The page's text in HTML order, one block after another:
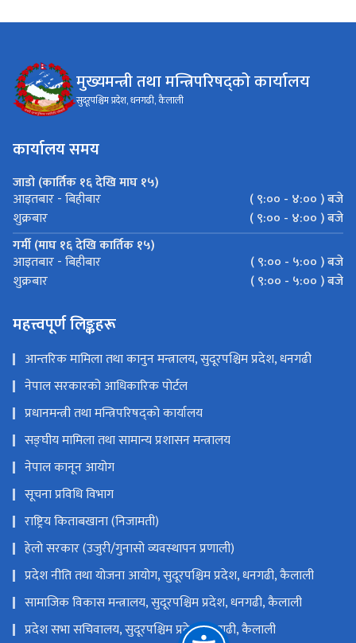
मुख्यमन्त्री तथा मन्त्रिपरिषद्को कार्यालय
सुदूरपश्चिम प्रदेश, धनगढी, कैलाली
कार्यालय समय
जाडो (कार्तिक १६ देखि माघ १५)
आइतबार - बिहीबार
( ९:०० - ४:०० ) बजे
शुक्रबार
( ९:०० - ४:०० ) बजे
गर्मी (माघ १६ देखि कार्तिक १५)
आइतबार - बिहीबार
( ९:०० - ५:०० ) बजे
शुक्रबार
( ९:०० - ५:०० ) बजे
महत्त्वपूर्ण लिङ्कहरू
आन्तरिक मामिला तथा कानुन मन्त्रालय, सुदूरपश्चिम प्रदेश, धनगढी
नेपाल सरकारको आधिकारिक पोर्टल
प्रधानमन्त्री तथा मन्त्रिपरिषद्को कार्यालय
सङ्‍घीय मामिला तथा सामान्य प्रशासन मन्त्रालय
नेपाल कानून आयोग
सूचना प्रविधि विभाग
राष्ट्रिय किताबखाना (निजामती)
हेलो सरकार (उजुरी/गुनासो व्यवस्थापन प्रणाली)
प्रदेश नीति तथा योजना आयोग, सुदूरपश्चिम प्रदेश, धनगढी, कैलाली
सामाजिक विकास मन्त्रालय, सुदूरपश्चिम प्रदेश, धनगढी, कैलाली
प्रदेश सभा सचिवालय, सुदूरपश्चिम प्रदेश, धनगढी, कैलाली